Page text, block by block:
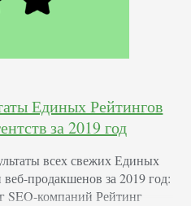
Единых Рейтингов
за 2019 год
всех свежих Единых
продакшенов за 2019 год:
SEO-компаний Рейтинг